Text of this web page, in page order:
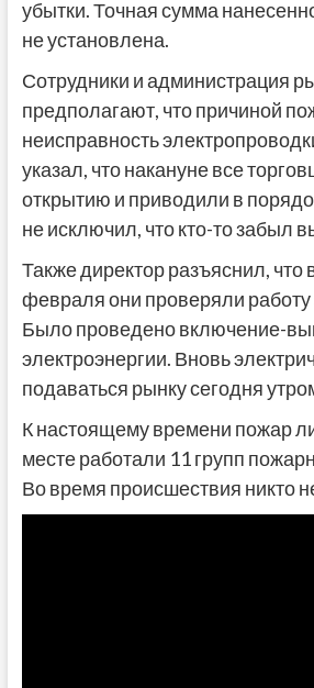
убытки. Точная сумма
не установлена.
Сотрудники и администрация
предполагают, что причиной
неисправность
указал, что накануне все
открытию и приводили в
не исключил, что кто-то забыл
Также директор разъяснил, что
февраля они проверяли работу
Было проведено включение-
электроэнергии. Вновь
подаваться рынку сегодня
К настоящему времени пожар
месте работали 11 групп
Во время происшествия никто